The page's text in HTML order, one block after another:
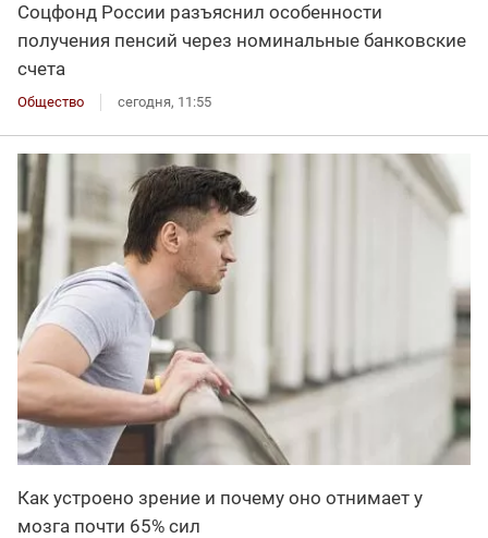
Соцфонд России разъяснил особенности
получения пенсий через номинальные банковские
счета
Общество сегодня, 11:55
Как устроено зрение и почему оно отнимает у
мозга почти 65% сил